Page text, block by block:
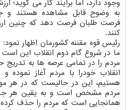
وجود دارد، اما برآیند کار می گوید؛
به وضوح قابل مشاهده هستند و
فرصت طلبان فرصت دهد که چنین
کنند.
رئیس قوه مقننه کشورمان اظهار
ما در شروع گام دوم انقلاب این
مردم را در تمامی عرصه ها به تدریج
انقلاب خودرا با مردم آغاز نموده و
هستیم، این در حالیست که در هر
مردم مشخص است و به یقین هر جا
همانجایی است که مردم را حذف